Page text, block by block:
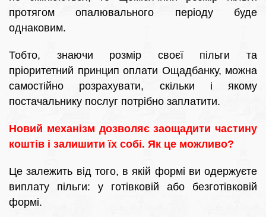
протягом опалювального періоду буде
однаковим.
Тобто, знаючи розмір своєї пільги та
пріоритетний принцип оплати Ощадбанку, можна
самостійно розрахувати, скільки і якому
постачальнику послуг потрібно заплатити.
Новий механізм дозволяє заощадити частину
коштів і залишити їх собі. Як це можливо?
Це залежить від того, в якій формі ви одержуєте
виплату пільги: у готівковій або безготівковій
формі.